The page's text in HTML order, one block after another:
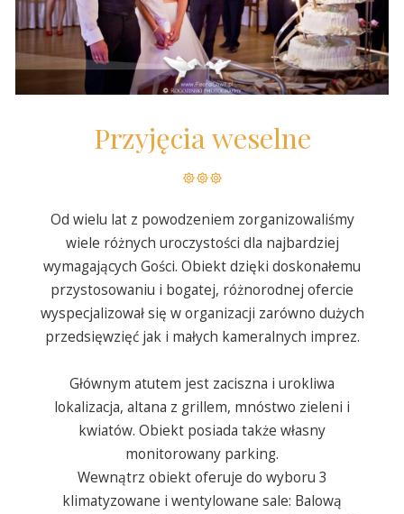
Przyjęcia weselne
Od wielu lat z powodzeniem zorganizowaliśmy
wiele różnych uroczystości dla najbardziej
wymagających Gości. Obiekt dzięki doskonałemu
przystosowaniu i bogatej, różnorodnej ofercie
wyspecjalizował się w organizacji zarówno dużych
przedsięwzięć jak i małych kameralnych imprez.
Głównym atutem jest zaciszna i urokliwa
lokalizacja, altana z grillem, mnóstwo zieleni i
kwiatów. Obiekt posiada także własny
monitorowany parking.
Wewnątrz obiekt oferuje do wyboru 3
klimatyzowane i wentylowane sale: Balową